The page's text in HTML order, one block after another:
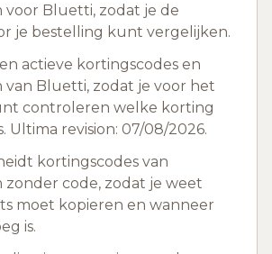
voor Bluetti, zodat je de
je bestelling kunt vergelijken.
actieve kortingscodes en
van Bluetti, zodat je voor het
controleren welke korting
Ultima revision: 07/08/2026.
kortingscodes van
zonder code, zodat je weet
moet kopieren en wanneer
is.